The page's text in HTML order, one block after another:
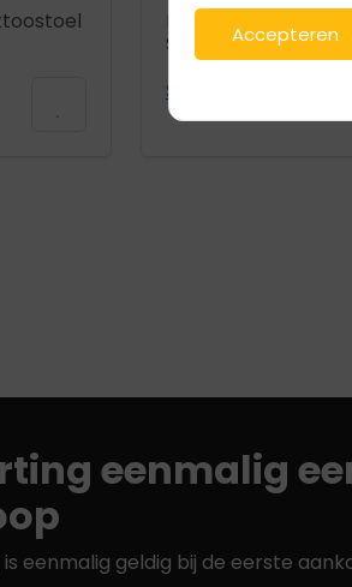
Accepteren
PClinic PodoMobile
Salon Trolley
Selecteer Opties
eenmalig
eenmalig geldig bij de eerste